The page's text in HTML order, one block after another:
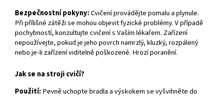
Bezpečnostní pokyny:Cvičení provádějte pomalu a plynule.
Při přílišné zátěži se mohou objevit fyzické problémy. V případě
pochybností, konzultujte cvičení s Vaším lékařem. Zařízení
nepoužívejte, pokud je jeho povrch namrzlý, kluzký, rozpálený
nebo je-li zařízení viditelně poškozené. Hrozí poranění.
Jak se na stroji cvičí?
Použití:Pevně uchopte bradla a výskokem se vyšvihněte do